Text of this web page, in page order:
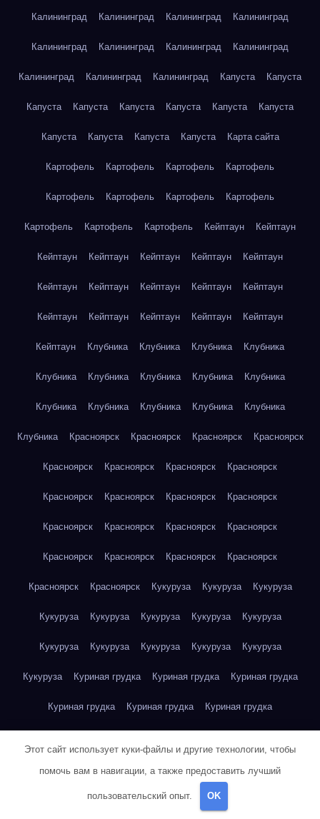
Калининград Калининград Калининград Калининград
Калининград Калининград Калининград Калининград
Калининград Калининград Калининград Капуста Капуста
Капуста Капуста Капуста Капуста Капуста Капуста
Капуста Капуста Капуста Капуста Карта сайта
Картофель Картофель Картофель Картофель
Картофель Картофель Картофель Картофель
Картофель Картофель Картофель Кейптаун Кейптаун
Кейптаун Кейптаун Кейптаун Кейптаун Кейптаун
Кейптаун Кейптаун Кейптаун Кейптаун Кейптаун
Кейптаун Кейптаун Кейптаун Кейптаун Кейптаун
Кейптаун Клубника Клубника Клубника Клубника
Клубника Клубника Клубника Клубника Клубника
Клубника Клубника Клубника Клубника Клубника
Клубника Красноярск Красноярск Красноярск Красноярск
Красноярск Красноярск Красноярск Красноярск
Красноярск Красноярск Красноярск Красноярск
Красноярск Красноярск Красноярск Красноярск
Красноярск Красноярск Красноярск Красноярск
Красноярск Красноярск Кукуруза Кукуруза Кукуруза
Кукуруза Кукуруза Кукуруза Кукуруза Кукуруза
Кукуруза Кукуруза Кукуруза Кукуруза Кукуруза
Кукуруза Куриная грудка Куриная грудка Куриная грудка
Куриная грудка Куриная грудка Куриная грудка
Куриная грудка Куриная грудка Куриная грудка
Куриная грудка Куриная грудка Куриная грудка
Этот сайт использует куки-файлы и другие технологии, чтобы
помочь вам в навигации, а также предоставить лучший
пользовательский опыт. OK